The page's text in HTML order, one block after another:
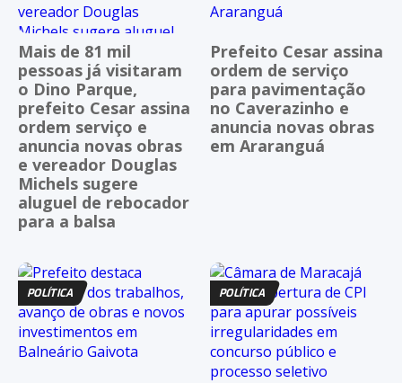
Mais de 81 mil
pessoas já visitaram
o Dino Parque,
prefeito Cesar assina
ordem serviço e
anuncia novas obras
e vereador Douglas
Michels sugere
aluguel de rebocador
para a balsa
Prefeito Cesar assina
ordem de serviço
para pavimentação
no Caverazinho e
anuncia novas obras
em Araranguá
POLÍTICA POLÍTICA